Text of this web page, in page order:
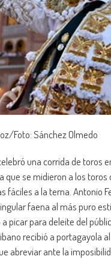
Foto: Sánchez Olmedo
una corrida de toros
que se midieron a los
fáciles a la terna. Antonio
faena al más puro
picar para deleite del
recibió a portagayola
abreviar ante la